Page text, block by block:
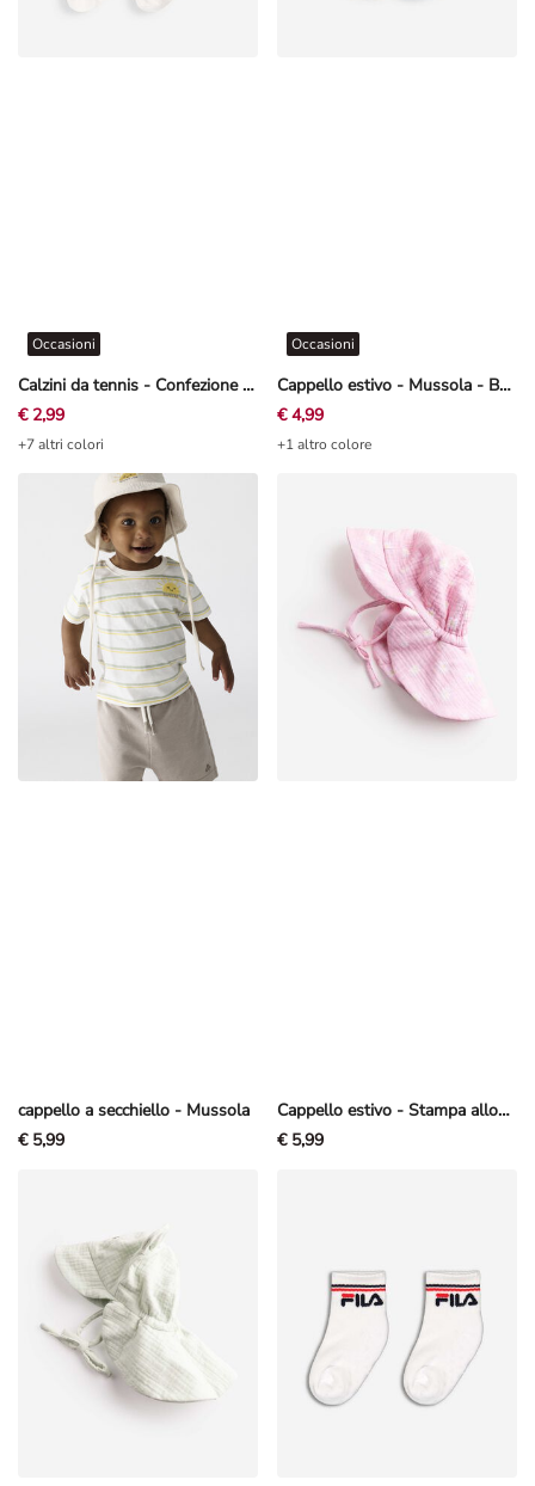
Calzini da tennis - Confezione da 5 pezzi
Occasioni
€ 2,99
+7 altri colori
Cappello estivo - Mussola - Beige
Occasioni
€ 4,99
+1 altro colore
cappello a secchiello - Mussola
€ 5,99
Cappello estivo - Stampa allover - Rosa chiaro
€ 5,99